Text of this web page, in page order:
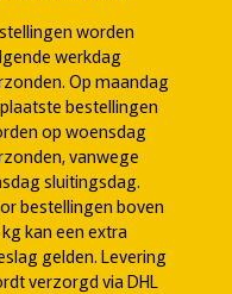
worden
werkdag
Op maandag
bestellingen
op woensdag
vanwege
sluitingsdag.
bestellingen boven
kan een extra
gelden. Levering
verzorgd via DHL